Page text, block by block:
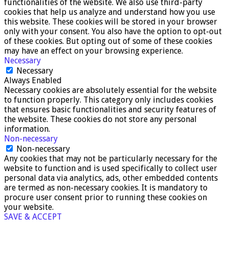
functionalities of the website. We also use third-party
cookies that help us analyze and understand how you use
this website. These cookies will be stored in your browser
only with your consent. You also have the option to opt-out
of these cookies. But opting out of some of these cookies
may have an effect on your browsing experience.
Necessary
Necessary
Always Enabled
Necessary cookies are absolutely essential for the website
to function properly. This category only includes cookies
that ensures basic functionalities and security features of
the website. These cookies do not store any personal
information.
Non-necessary
Non-necessary
Any cookies that may not be particularly necessary for the
website to function and is used specifically to collect user
personal data via analytics, ads, other embedded contents
are termed as non-necessary cookies. It is mandatory to
procure user consent prior to running these cookies on
your website.
SAVE & ACCEPT